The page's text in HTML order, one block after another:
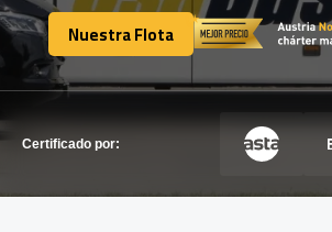
FLOTA
Nuestra Flota
Nuestra Flota
Certificado por: